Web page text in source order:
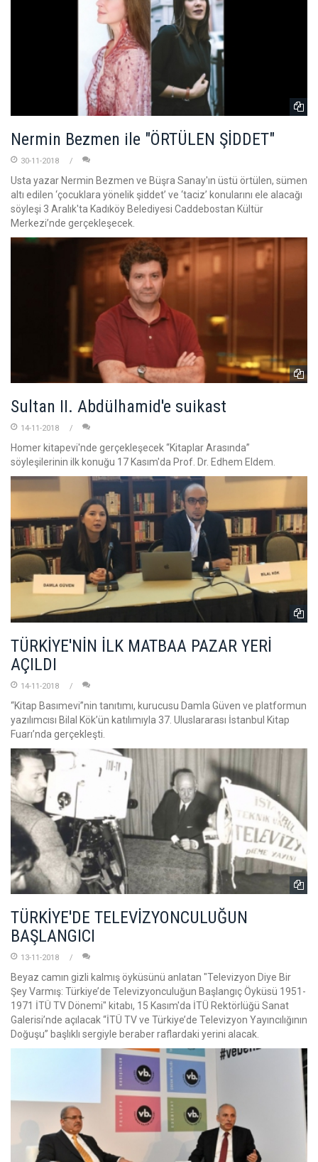
Nermin Bezmen ile "ÖRTÜLEN ŞİDDET"
30-11-2018
Usta yazar Nermin Bezmen ve Büşra Sanay'ın üstü örtülen, sümen
altı edilen ‘çocuklara yönelik şiddet’ ve ‘taciz’ konularını ele alacağı
söyleşi 3 Aralık'ta Kadıköy Belediyesi Caddebostan Kültür
Merkezi’nde gerçekleşecek.
Sultan II. Abdülhamid'e suikast
14-11-2018
Homer kitapevi'nde gerçekleşecek “Kitaplar Arasında”
söyleşilerinin ilk konuğu 17 Kasım'da Prof. Dr. Edhem Eldem.
TÜRKİYE'NİN İLK MATBAA PAZAR YERİ
AÇILDI
14-11-2018
“Kitap Basımevi”nin tanıtımı, kurucusu Damla Güven ve platformun
yazılımcısı Bilal Kök’ün katılımıyla 37. Uluslararası İstanbul Kitap
Fuarı’nda gerçekleşti.
TÜRKİYE'DE TELEVİZYONCULUĞUN
BAŞLANGICI
13-11-2018
Beyaz camın gizli kalmış öyküsünü anlatan "Televizyon Diye Bir
Şey Varmış: Türkiye’de Televizyonculuğun Başlangıç Öyküsü 1951-
1971 İTÜ TV Dönemi" kitabı, 15 Kasım'da İTÜ Rektörlüğü Sanat
Galerisi’nde açılacak “İTÜ TV ve Türkiye’de Televizyon Yayıncılığının
Doğuşu” başlıklı sergiyle beraber raflardaki yerini alacak.